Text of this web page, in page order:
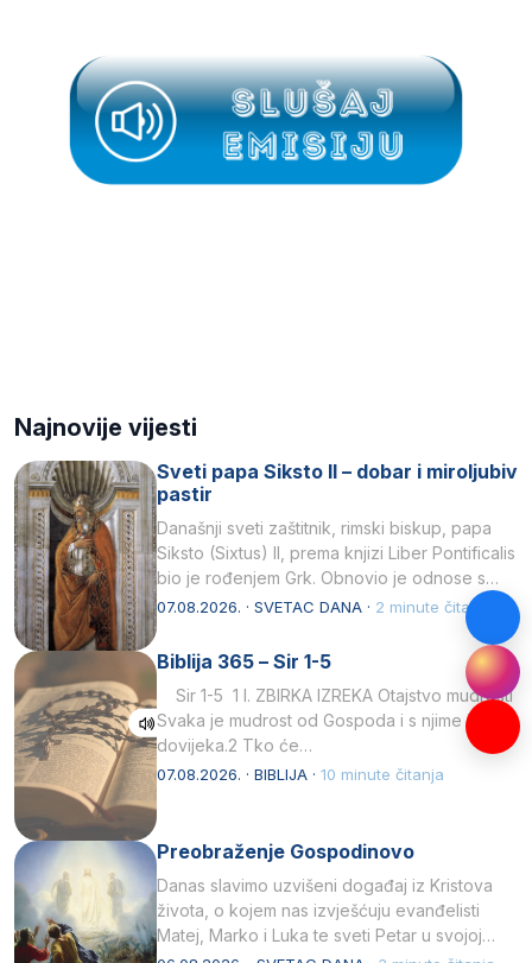
Najnovije vijesti
Sveti papa Siksto II – dobar i miroljubiv
pastir
Današnji sveti zaštitnik, rimski biskup, papa
Siksto (Sixtus) II, prema knjizi Liber Pontificalis
bio je rođenjem Grk. Obnovio je odnose s
afričkim…
07.08.2026. · SVETAC DANA · 2 minute čitanja
Biblija 365 – Sir 1-5
Sir 1-5 1 I. ZBIRKA IZREKA Otajstvo mudrosti
Svaka je mudrost od Gospoda i s njime je
dovijeka.2 Tko će…
07.08.2026. · BIBLIJA · 10 minute čitanja
Preobraženje Gospodinovo
Danas slavimo uzvišeni događaj iz Kristova
života, o kojem nas izvješćuju evanđelisti
Matej, Marko i Luka te sveti Petar u svojoj